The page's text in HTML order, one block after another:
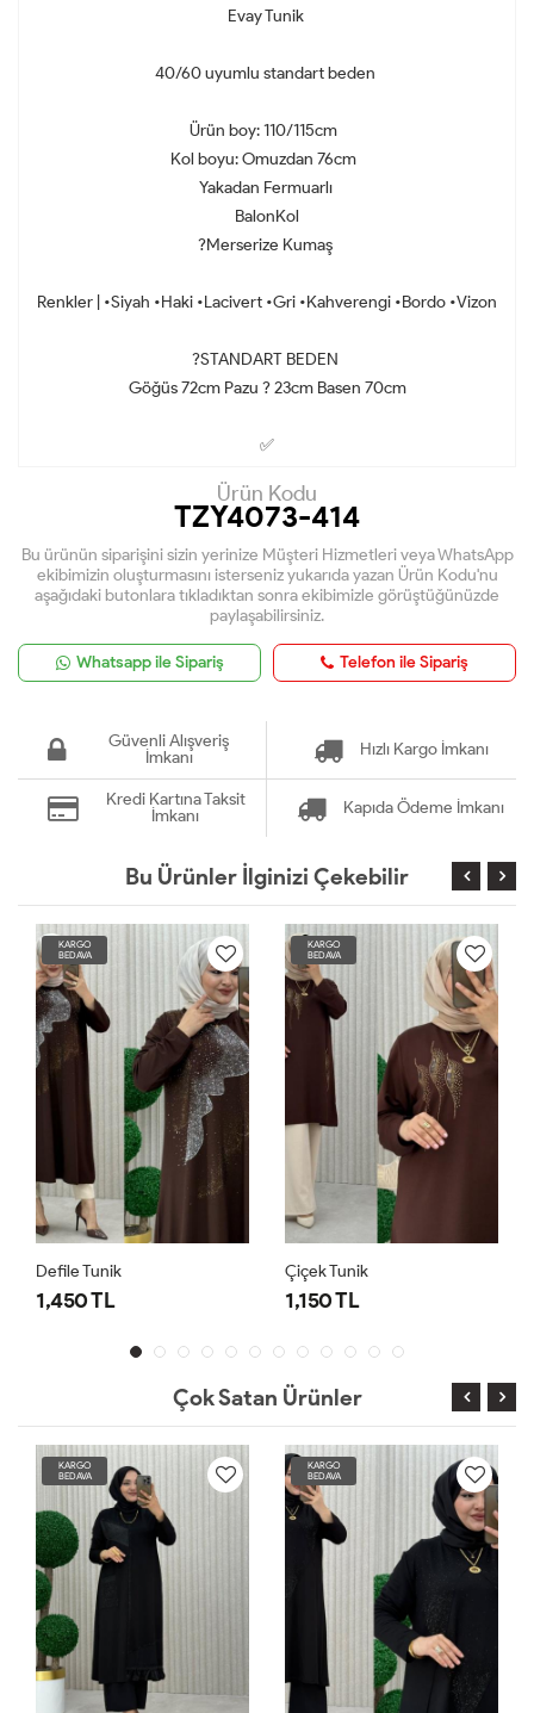
Evay Tunik
40/60 uyumlu standart beden
Ürün boy: 110/115cm
Kol boyu: Omuzdan 76cm
Yakadan Fermuarlı
BalonKol
?Merserize Kumaş
Renkler | •Siyah •Haki •Lacivert •Gri •Kahverengi •Bordo •Vizon
?STANDART BEDEN
Göğüs 72cm Pazu ? 23cm Basen 70cm
✅
Ürün Kodu
TZY4073-414
Bu ürünün siparişini sizin yerinize Müşteri Hizmetleri veya WhatsApp
ekibimizin oluşturmasını isterseniz yukarıda yazan Ürün Kodu'nu
aşağıdaki butonlara tıkladıktan sonra ekibimizle görüştüğünüzde
paylaşabilirsiniz.
Whatsapp ile Sipariş Telefon ile Sipariş
Güvenli Alışveriş
İmkanı
Hızlı Kargo İmkanı
Kredi Kartına Taksit
İmkanı
Kapıda Ödeme İmkanı
Bu Ürünler İlginizi Çekebilir
KARGO
BEDAVA
Defile Tunik
1,450 TL
KARGO
BEDAVA
Çiçek Tunik
1,150 TL
Çok Satan Ürünler
KARGO
BEDAVA
KARGO
BEDAVA